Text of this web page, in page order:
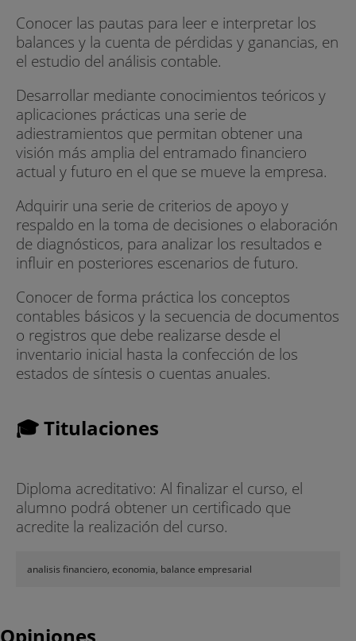
Conocer las pautas para leer e interpretar los
balances y la cuenta de pérdidas y ganancias, en
el estudio del análisis contable.
Desarrollar mediante conocimientos teóricos y
aplicaciones prácticas una serie de
adiestramientos que permitan obtener una
visión más amplia del entramado financiero
actual y futuro en el que se mueve la empresa.
Adquirir una serie de criterios de apoyo y
respaldo en la toma de decisiones o elaboración
de diagnósticos, para analizar los resultados e
influir en posteriores escenarios de futuro.
Conocer de forma práctica los conceptos
contables básicos y la secuencia de documentos
o registros que debe realizarse desde el
inventario inicial hasta la confección de los
estados de síntesis o cuentas anuales.
🎓 Titulaciones
Diploma acreditativo: Al finalizar el curso, el
alumno podrá obtener un certificado que
acredite la realización del curso.
analisis financiero, economia, balance empresarial